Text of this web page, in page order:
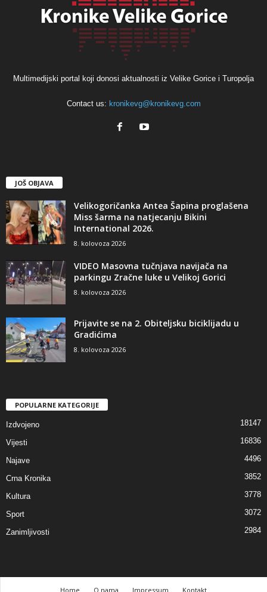
Multimedijski portal koji donosi aktualnosti iz Velike Gorice i Turopolja
Contact us: kronikevg@kronikevg.com
JOŠ OBJAVA
Velikogoričanka Antea Šapina proglašena
Miss šarma na natjecanju Bikini
International 2026.
8. kolovoza 2026
VIDEO Masovna tučnjava navijača na
parkingu Zračne luke u Velikoj Gorici
8. kolovoza 2026
Prijavite se na 2. Obiteljsku biciklijadu u
Gradićima
8. kolovoza 2026
POPULARNE KATEGORIJE
Izdvojeno 18147
Vijesti 16836
Najave 4496
Crna Kronika 3852
Kultura 3778
Sport 3072
Zanimljivosti 2984
Home O nama Impressum Kontakt